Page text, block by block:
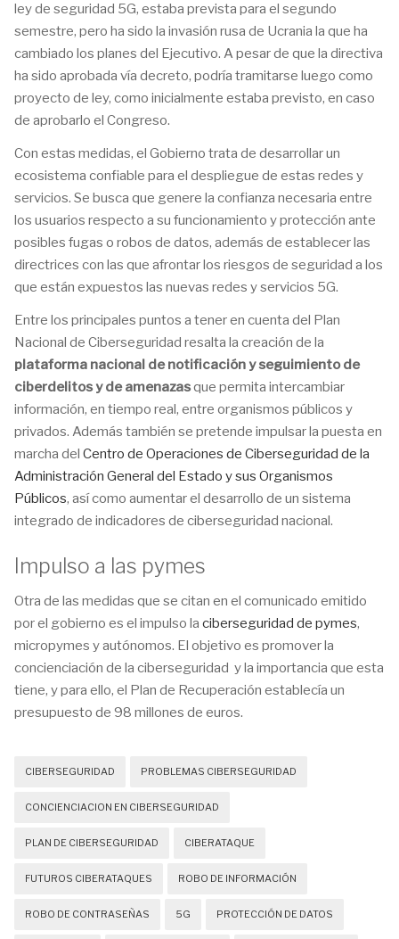
ley de seguridad 5G, estaba prevista para el segundo
semestre, pero ha sido la invasión rusa de Ucrania la que ha
cambiado los planes del Ejecutivo. A pesar de que la directiva
ha sido aprobada vía decreto, podría tramitarse luego como
proyecto de ley, como inicialmente estaba previsto, en caso
de aprobarlo el Congreso.
Con estas medidas, el Gobierno trata de desarrollar un
ecosistema confiable para el despliegue de estas redes y
servicios. Se busca que genere la confianza necesaria entre
los usuarios respecto a su funcionamiento y protección ante
posibles fugas o robos de datos, además de establecer las
directrices con las que afrontar los riesgos de seguridad a los
que están expuestos las nuevas redes y servicios 5G.
Entre los principales puntos a tener en cuenta del Plan
Nacional de Ciberseguridad resalta la creación de la
plataforma nacional de notificación y seguimiento de
ciberdelitos y de amenazasque permita intercambiar
información, en tiempo real, entre organismos públicos y
privados. Además también se pretende impulsar la puesta en
marcha del Centro de Operaciones de Ciberseguridad de la
Administración General del Estado y sus Organismos
Públicos, así como aumentar el desarrollo de un sistema
integrado de indicadores de ciberseguridad nacional.
Impulso a las pymes
Otra de las medidas que se citan en el comunicado emitido
por el gobierno es el impulso la ciberseguridad de pymes,
micropymes y autónomos. El objetivo es promover la
concienciación de la ciberseguridad y la importancia que esta
tiene, y para ello, el Plan de Recuperación establecía un
presupuesto de 98 millones de euros.
CIBERSEGURIDAD PROBLEMAS CIBERSEGURIDAD
CONCIENCIACION EN CIBERSEGURIDAD
PLAN DE CIBERSEGURIDAD CIBERATAQUE
FUTUROS CIBERATAQUES ROBO DE INFORMACIÓN
ROBO DE CONTRASEÑAS 5G PROTECCIÓN DE DATOS